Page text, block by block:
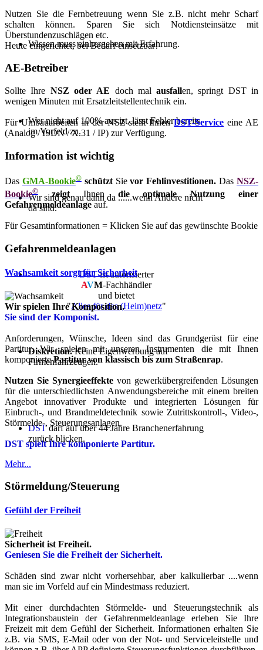
Wissen muss einhergehen mit Erfahrung.
Wer nicht auf 100% aus ist, lässt Fehler bereits
im Vorfeld zu.
Wir sind genau dann da ......wenn Andere nicht
da sind.
DSTist autorisierter
AVM-Fachhändler
und bietet
"Alles für das (Heim)netz"
Diskretion.Keine Eigenwerbung auf
Firmenfahrzeugen.
DSTdarf auf über 44 Jahre Branchenerfahrung
zurück blicken.
Nutzen Sie die Fernbetreuung wenn Sie z.B. nicht mehr Scharf
schalten können. Sparen Sie sich Notdiensteinsätze mit
Überstundenzuschlägen etc.
Heute eingerichtet, bei Bedarf einsetzbar!
AE-Betreiber
Sollte Ihre NSZ oder AE doch malausfallen, springt DST in
wenigen Minuten mit Ersatzleitstellentechnik ein.
Für Umbauarbeiten in der NSZ stellt IhnenDST-Service eine AE
(Analog / ISDN / X.31 / IP) zur Verfügung.
Information ist wichtig
Das GMA-Bookie© schütztSievor Fehlinvestitionen.DasNSZ-
Bookie© zeigtIhnen die optimale Nutzung einer
Gefahrenmeldeanlage auf.
Für Gesamtinformationen = Klicken Sie auf das gewünschte Bookie
Gefahrenmeldeanlagen
Wachsamkeit sorgt für Sicherheit
Wir spielen Ihre Komposition.
Sie sind der Komponist.
Anforderungen, Wünsche, Ideen sind das Grundgerüst für eine
Partitur. Wir spielen mit unseren Instrumenten die mit Ihnen
komponiertePartitur von klassisch bis zum Straßenrap.
Nutzen Sie Synergieeffekte von gewerkübergreifenden Lösungen
für die unterschiedlichsten Anwendungsbereiche mit einem breiten
Angebot innovativer Produkte und integrierten Lösungen für
Einbruch-, und Brandmeldetechnik sowie Zutrittskontroll-, Video-,
Störmelde-, Steuerungsanlagen.
DST spielt Ihre komponierte Partitur.
Mehr...
Störmeldung/Steuerung
Gefühl der Freiheit
Sicherheit ist Freiheit.
Geniesen Sie die Freiheit der Sicherheit.
Schäden sind zwar nicht vorhersehbar, aber kalkulierbar ....wenn
man sie im Vorfeld auf ein Mindestmass reduziert.
Mit einer durchdachten Störmelde- und Steuerungstechnik als
Integrationsbaustein der Gefahrenmeldeanlage erleben Sie Ihre
Freizeit mit dem Gefühl der Sicherheit. Informationen erhalten Sie
z.B. via SMS, E-Mail oder von der Not- und Serviceleitstelle und